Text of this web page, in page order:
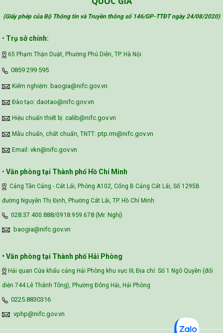
(Giấy phép của Bộ Thông tin và Truyền thông số 146/GP-TTĐT ngày 24/08/2020)
• Trụ sở chính:
65 Phạm Thận Duật, Phường Phú Diễn, TP. Hà Nội
‪0859 299 595‬
Kiểm nghiệm: baogia@nifc.gov.vn
Đào tạo: daotao@nifc.gov.vn
Hiệu chuẩn thiết bị: calib@nifc.gov.vn
Mẫu chuẩn, chất chuẩn, TNTT: ptp.rm@nifc.gov.vn
Email: vkn@nifc.gov.vn
• Văn phòng tại Thành phố Hồ Chí Minh
Cảng Tân Cảng - Cát Lái, Phòng A102, Cổng B Cảng Cát Lái, Số 1295B
đường Nguyễn Thị Định, Phường Cát Lái, TP. Hồ Chí Minh
028.37.400.888/0918.959.678 (Mr. Nghị)
baogia@nifc.gov.vn
• Văn phòng tại Thành phố Hải Phòng
Hải quan Cửa khẩu cảng Hải Phòng khu vực III; Địa chỉ: Số 1 Ngô Quyền (đối
diện 744 Lê Thánh Tông), Phường Đông Hải, Hải Phòng
0225.8830316
vphp@nifc.gov.vn